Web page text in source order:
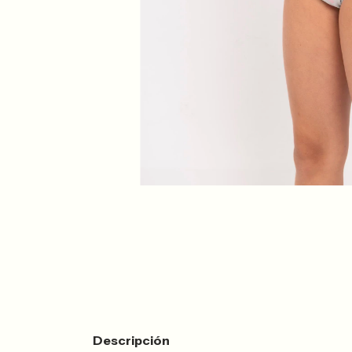
Descripción